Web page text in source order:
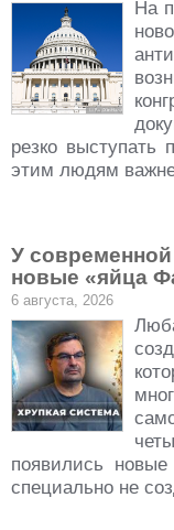
На
резко
этим людям
У
новые «яйца
6 августа, 2026
появились
специально не